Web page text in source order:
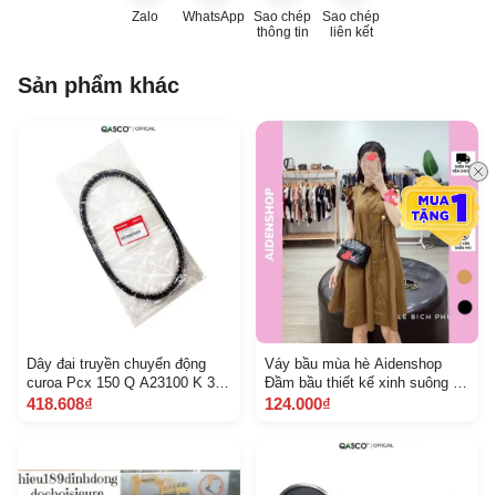
Zalo WhatsApp Sao chép
thông tin
Sao chép
liên kết
Sản phẩm khác
Dây đai truyền chuyển động
curoa Pcx 150 Q A23100 K 36
J 01 619
418.608₫
Váy bầu mùa hè Aidenshop
Đầm bầu thiết kế xinh suông a
đầm bầu đẹp
124.000₫